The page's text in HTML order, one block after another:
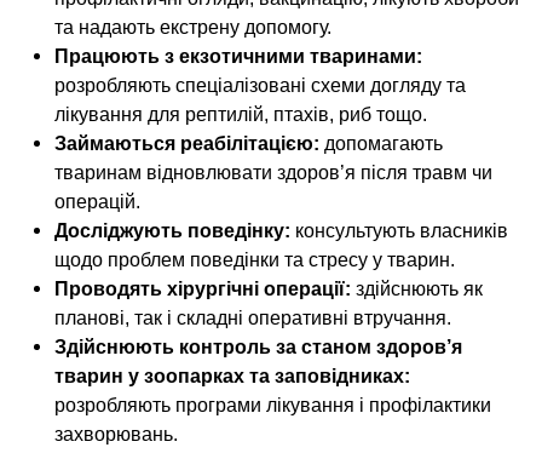
o
та надають екстрену допомогу.
Працюють з екзотичними тваринами:
розробляють спеціалізовані схеми догляду та
лікування для рептилій, птахів, риб тощо.
Займаються реабілітацією: допомагають
тваринам відновлювати здоров’я після травм чи
операцій.
Досліджують поведінку: консультують власників
щодо проблем поведінки та стресу у тварин.
Проводять хірургічні операції: здійснюють як
планові, так і складні оперативні втручання.
Здійснюють контроль за станом здоров’я
тварин у зоопарках та заповідниках:
розробляють програми лікування і профілактики
захворювань.